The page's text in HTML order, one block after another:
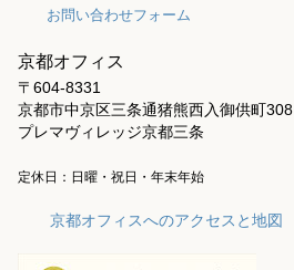
お問い合わせフォーム
京都オフィス
〒604-8331
京都市中京区三条通猪熊西入御供町308
プレマヴィレッジ京都三条
定休日：日曜・祝日・年末年始
京都オフィスへのアクセスと地図